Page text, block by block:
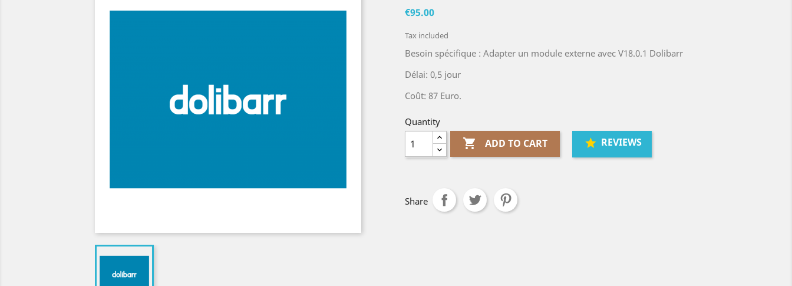
€95.00
Tax included
Besoin spécifique : Adapter un module externe avec V18.0.1 Dolibarr
Délai: 0,5 jour
Coût: 87 Euro.
Quantity
 ADD TO CART REVIEWS
Share